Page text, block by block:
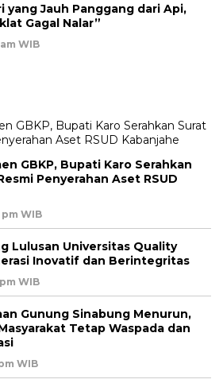
yang Jauh Panggang dari Api,
Gagal Nalar”
WIB
GBKP, Bupati Karo Serahkan
Penyerahan Aset RSUD
WIB
Lulusan Universitas Quality
Inovatif dan Berintegritas
WIB
Gunung Sinabung Menurun,
Tetap Waspada dan
WIB